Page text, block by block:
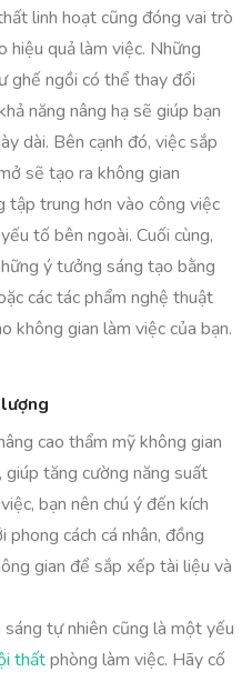
linh hoạt cũng đóng vai trò
hiệu quả làm việc. Những
ghế ngồi có thể thay đổi
năng nâng hạ sẽ giúp bạn
dài. Bên cạnh đó, việc sắp
sẽ tạo ra không gian
tập trung hơn vào công việc
tố bên ngoài. Cuối cùng,
ý tưởng sáng tạo bằng
các tác phẩm nghệ thuật
không gian làm việc của bạn.
cao thẩm mỹ không gian
giúp tăng cường năng suất
bạn nên chú ý đến kích
cách cá nhân, đồng
gian để sắp xếp tài liệu và
tự nhiên cũng là một yếu
thấtphòng làm việc. Hãy cố